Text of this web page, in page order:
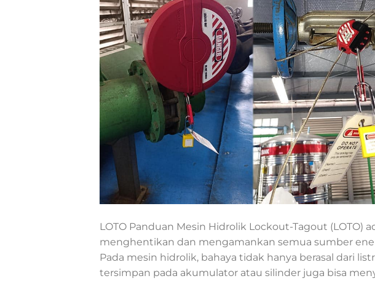
LOTO Panduan Mesin Hidrolik Lockout-Tagout (LOTO)
menghentikan dan mengamankan semua sumber
Pada mesin hidrolik, bahaya tidak hanya berasal dari
tersimpan pada akumulator atau silinder juga bisa